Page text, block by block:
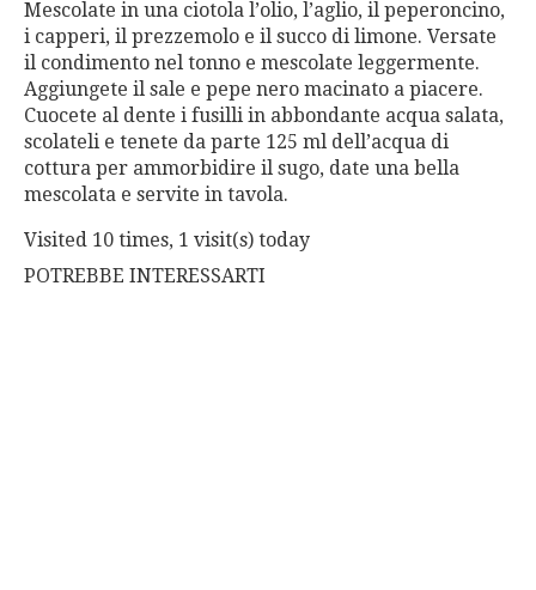
Mescolate in una ciotola l’olio, l’aglio, il peperoncino,
i capperi, il prezzemolo e il succo di limone. Versate
il condimento nel tonno e mescolate leggermente.
Aggiungete il sale e pepe nero macinato a piacere.
Cuocete al dente i fusilli in abbondante acqua salata,
scolateli e tenete da parte 125 ml dell’acqua di
cottura per ammorbidire il sugo, date una bella
mescolata e servite in tavola.
Visited 10 times, 1 visit(s) today
POTREBBE INTERESSARTI